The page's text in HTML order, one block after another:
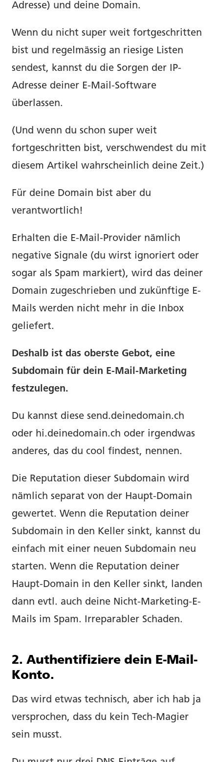
About.
Portfolio.
Adresse) und deine Domain.
Wenn du nicht super weit fortgeschritten
bist und regelmässig an riesige Listen
sendest, kannst du die Sorgen der IP-
Adresse deiner E-Mail-Software
überlassen.
(Und wenn du schon super weit
fortgeschritten bist, verschwendest du mit
diesem Artikel wahrscheinlich deine Zeit.)
Für deine Domain bist aber du
verantwortlich!
Erhalten die E-Mail-Provider nämlich
negative Signale (du wirst ignoriert oder
sogar als Spam markiert), wird das deiner
Domain zugeschrieben und zukünftige E-
Mails werden nicht mehr in die Inbox
geliefert.
Deshalb ist das oberste Gebot, eine
Subdomain für dein E-Mail-Marketing
festzulegen.
Du kannst diese send.deinedomain.ch
oder hi.deinedomain.ch oder irgendwas
anderes, das du cool findest, nennen.
Die Reputation dieser Subdomain wird
nämlich separat von der Haupt-Domain
gewertet. Wenn die Reputation deiner
Subdomain in den Keller sinkt, kannst du
einfach mit einer neuen Subdomain neu
starten. Wenn die Reputation deiner
Haupt-Domain in den Keller sinkt, landen
dann evtl. auch deine Nicht-Marketing-E-
Mails im Spam. Irreparabler Schaden.
2. Authentifiziere dein E-Mail-
Konto.
Das wird etwas technisch, aber ich hab ja
versprochen, dass du kein Tech-Magier
sein musst.